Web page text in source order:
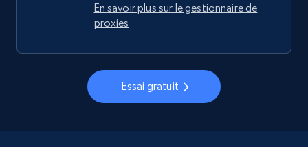
En savoir plus sur le gestionnaire de
proxies
Essai gratuit